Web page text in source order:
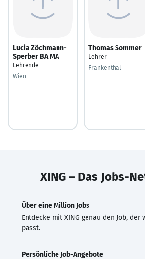
Lucia Zöchmann-
Sperber BA MA
Lehrende
Wien
Thomas Sommer
Lehrer
Frankenthal
XING – Das Jobs-
Über eine Million Jobs
Entdecke mit XING genau den Job, der
passt.
Persönliche Job-Angebote